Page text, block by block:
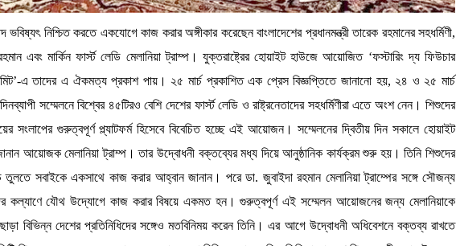
ভবিষ্যৎ নিশ্চিত করতে একযোগে কাজ করার অঙ্গীকার করেছেন বাংলাদেশের প্রধানমন্ত্রী তারেক রহমানের সহধর্মিণী,
এবং মার্কিন ফার্স্ট লেডি মেলানিয়া ট্রাম্প। যুক্তরাষ্ট্রের হোয়াইট হাউজে আয়োজিত ‘ফস্টারিং দ্য ফিউচার
এ তাদের এ ঐকমত্য প্রকাশ পায়। ২৫ মার্চ প্রকাশিত এক প্রেস বিজ্ঞপ্তিতে জানানো হয়, ২৪ ও ২৫ মার্চ
সম্মেলনে বিশ্বের ৪৫টিরও বেশি দেশের ফার্স্ট লেডি ও রাষ্ট্রনেতাদের সহধর্মিণীরা এতে অংশ নেন। শিশুদের
সংলাপের গুরুত্বপূর্ণ প্ল্যাটফর্ম হিসেবে বিবেচিত হচ্ছে এই আয়োজন। সম্মেলনের দ্বিতীয় দিন সকালে হোয়াইট
আয়োজক মেলানিয়া ট্রাম্প। তার উদ্বোধনী বক্তব্যের মধ্য দিয়ে আনুষ্ঠানিক কার্যক্রম শুরু হয়। তিনি শিশুদের
সবাইকে একসাথে কাজ করার আহ্বান জানান। পরে ডা. জুবাইদা রহমান মেলানিয়া ট্রাম্পের সঙ্গে সৌজন্য
কল্যাণে যৌথ উদ্যোগে কাজ করার বিষয়ে একমত হন। গুরুত্বপূর্ণ এই সম্মেলন আয়োজনের জন্য মেলানিয়াকে
বিভিন্ন দেশের প্রতিনিধিদের সঙ্গেও মতবিনিময় করেন তিনি। এর আগে উদ্বোধনী অধিবেশনে বক্তব্য রাখতে